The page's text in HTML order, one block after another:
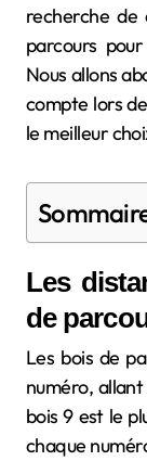
recherche de
parcours
Nous allons
compte lors
le meilleur
Les
de
Les bois de
numéro, allant
bois 9 est le
chaque